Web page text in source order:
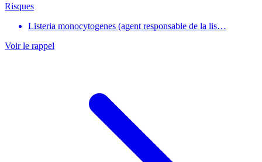
Risques
Listeria monocytogenes (agent responsable de la lis…
Voir le rappel